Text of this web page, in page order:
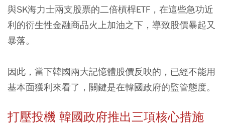
與SK海力士兩支股票的二倍槓桿ETF，在這些急功近
利的衍生性金融商品火上加油之下，導致股價暴起又
暴落。
因此，當下韓國兩大記憶體股價反映的，已經不能用
基本面獲利來看了，關鍵是在韓國政府的監管態度。
打壓投機 韓國政府推出三項核心措施